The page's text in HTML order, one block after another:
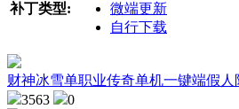
补丁类型:
微端更新
自行下载
财神冰雪单职业传奇单机一键端假
3563
0